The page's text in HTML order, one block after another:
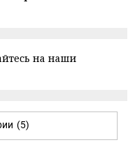
на наши
(5)